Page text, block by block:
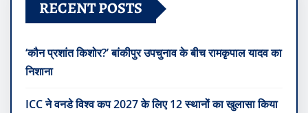
RECENT POSTS
‘कौन प्रशांत किशोर?’ बांकीपुर उपचुनाव के बीच रामकृपाल यादव का
निशाना
ICC ने वनडे विश्व कप 2027 के लिए 12 स्थानों का खुलासा किया